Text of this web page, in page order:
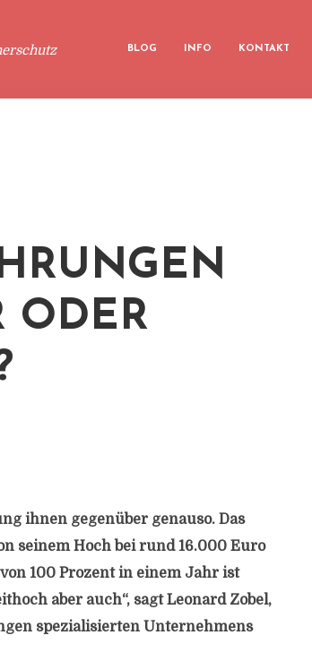
BLOG INFO KONTAKT
ODER
ihnen gegenüber genauso. Das
seinem Hoch bei rund 16.000 Euro
100 Prozent in einem Jahr ist
aber auch“, sagt Leonard Zobel,
spezialisierten Unternehmens